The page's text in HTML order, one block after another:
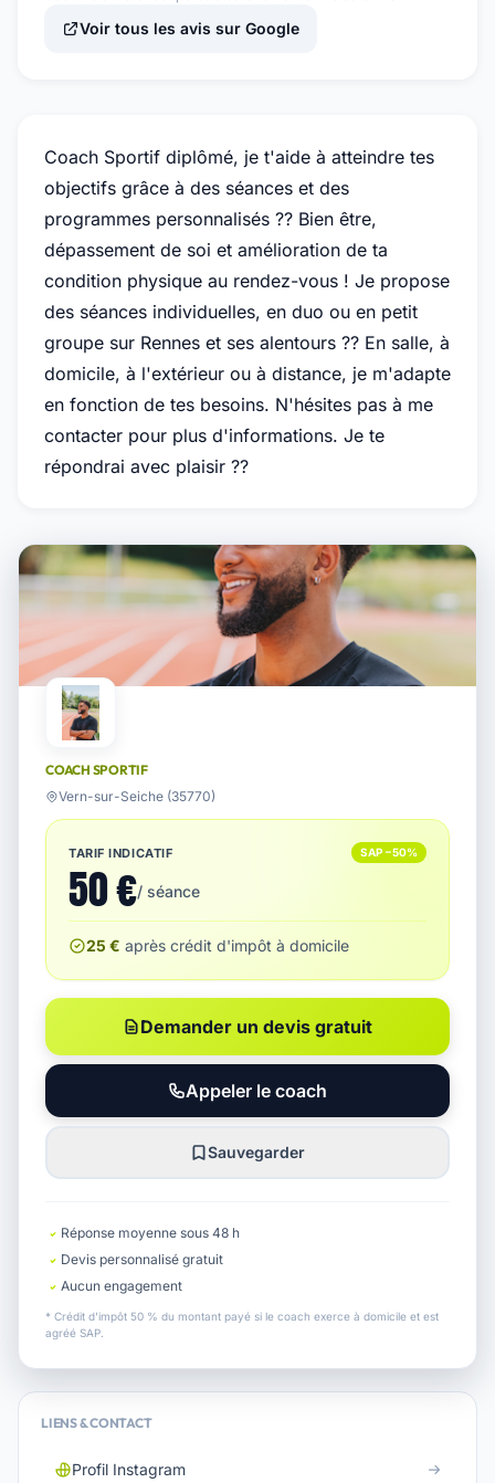
Voir tous les avis sur Google
Coach Sportif diplômé, je t'aide à atteindre tes
objectifs grâce à des séances et des
programmes personnalisés ?? Bien être,
dépassement de soi et amélioration de ta
condition physique au rendez-vous ! Je propose
des séances individuelles, en duo ou en petit
groupe sur Rennes et ses alentours ?? En salle, à
domicile, à l'extérieur ou à distance, je m'adapte
en fonction de tes besoins. N'hésites pas à me
contacter pour plus d'informations. Je te
répondrai avec plaisir ??
COACH SPORTIF
Vern-sur-Seiche (35770)
TARIF INDICATIF SAP −50%
50 €/ séance
25 € après crédit d'impôt à domicile
Demander un devis gratuit
Appeler le coach
Sauvegarder
Réponse moyenne sous 48 h
Devis personnalisé gratuit
Aucun engagement
* Crédit d'impôt 50 % du montant payé si le coach exerce à domicile et est
agréé SAP.
LIENS & CONTACT
Profil Instagram